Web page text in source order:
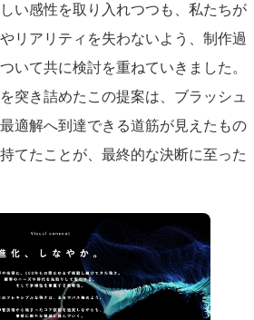
い感性を取り入れつつも、私たちが
リアリティを失わないよう、制作過
いて共に検討を重ねていきました。
突き詰めたこの提案は、ブラッシュ
適解へ到達できる道筋が見えたもの
てたことが、最終的な決断に至った